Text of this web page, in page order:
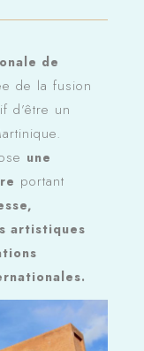
de
de la fusion
d’être un
une
portant
artistiques